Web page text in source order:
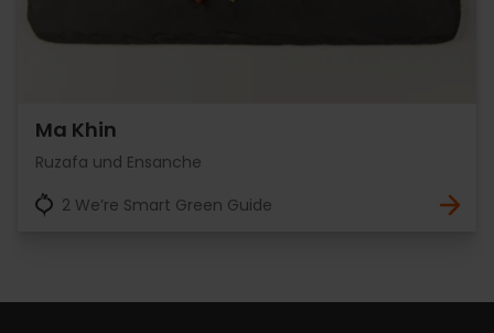
Ma Khin
Ruzafa und Ensanche
2 We’re Smart Green Guide